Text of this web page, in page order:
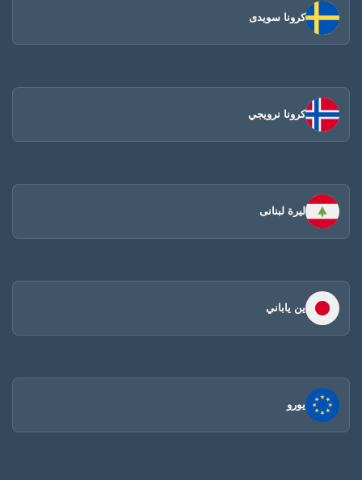
كرونا سويدى
كرونا نرويجي
ليرة لبنانى
ين ياباني
يورو